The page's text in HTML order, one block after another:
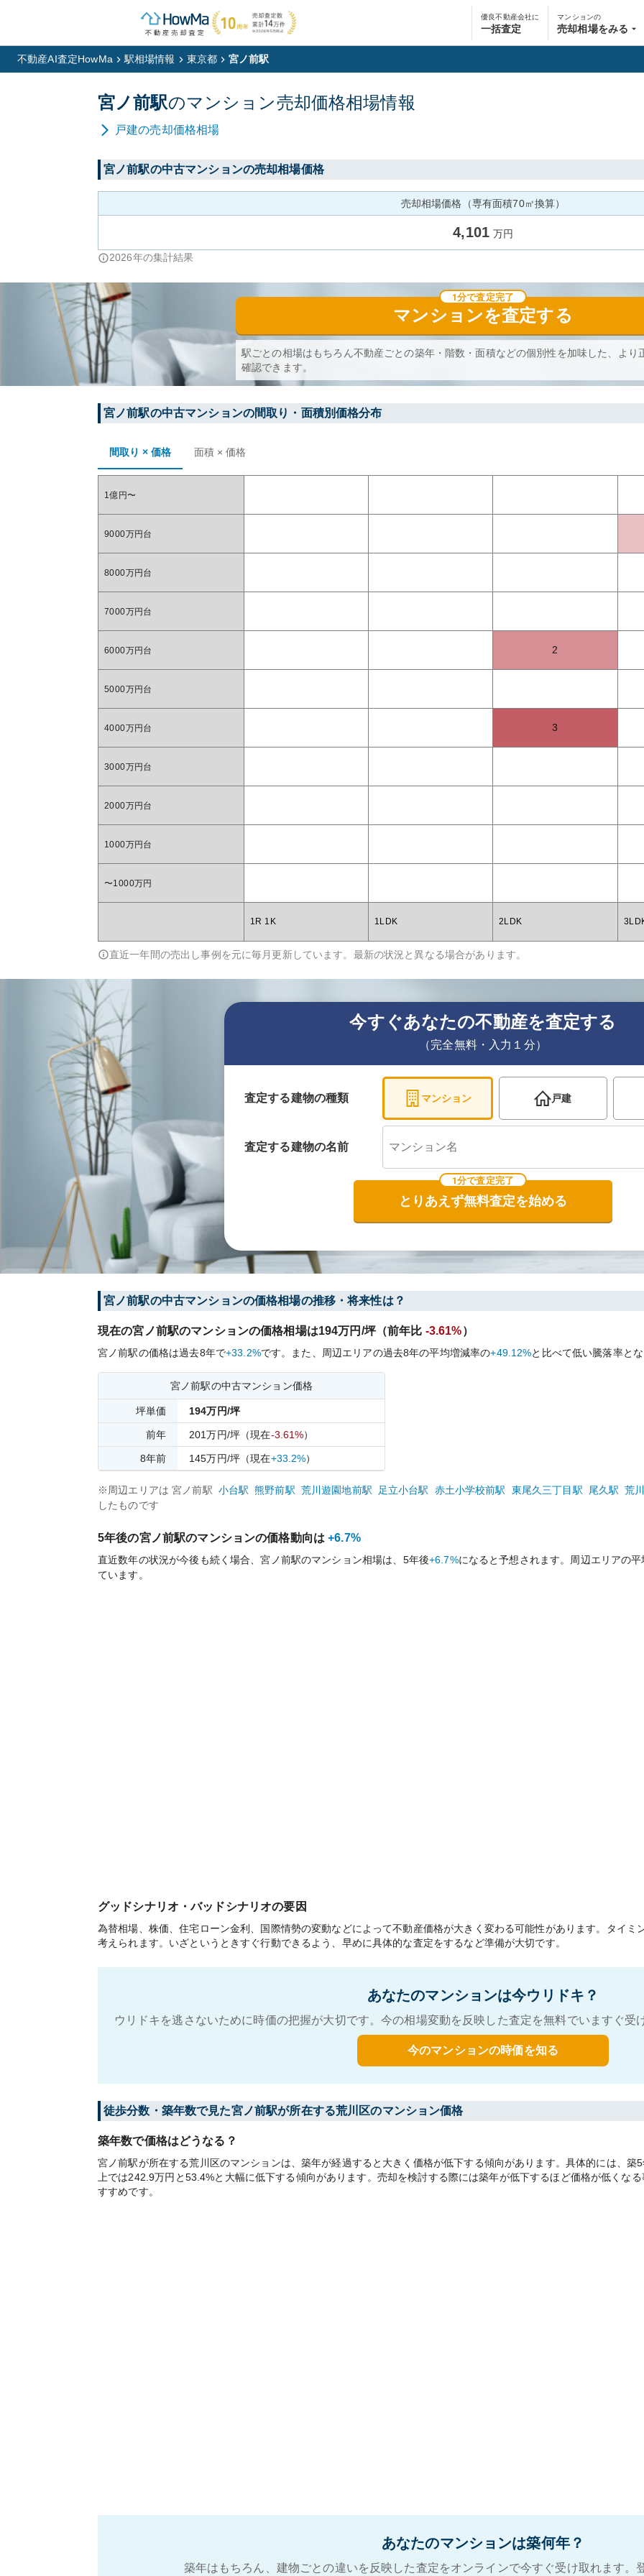
優良不動産会社に
一括査定
マンションの
売却相場をみる
不動産AI査定HowMa 駅相場情報 東京都 宮ノ前駅
宮ノ前駅のマンション売却価格相場情報
戸建の売却価格相場
宮ノ前駅の中古マンションの売却相場価格
売却相場価格（専有面積70㎡換算）
4,101 万円
2026年の集計結果
マンションを査定する
1分で査定完了
駅ごとの相場はもちろん不動産ごとの築年・階数・面積などの個別性を加味した、より
確認できます。
宮ノ前駅の中古マンションの間取り・面積別価格分布
間取り × 価格 面積 × 価格
1億円〜
9000万円台
8000万円台
7000万円台
6000万円台 2
5000万円台
4000万円台 3
3000万円台
2000万円台
1000万円台
〜1000万円
1R 1K 1LDK 2LDK
直近一年間の売出し事例を元に毎月更新しています。最新の状況と異なる場合があります。
今すぐあなたの不動産を査定する
（完全無料・入力１分）
査定する建物の種類 マンション 戸建
査定する建物の名前
1分で査定完了
とりあえず無料査定を始める
宮ノ前駅の中古マンションの価格相場の推移・将来性は？
現在の宮ノ前駅のマンションの価格相場は194万円/坪（前年比 -3.61%）
宮ノ前駅の価格は過去8年で+33.2%です。 また、周辺エリアの過去8年の平均増減率の+49.12%と比べて低い騰落率と
宮ノ前駅の中古マンション価格
坪単価 194万円/坪
前年 201万円/坪 （現在-3.61%）
8年前 145万円/坪 （現在+33.2%）
※周辺エリアは 宮ノ前駅 小台駅 熊野前駅 荒川遊園地前駅 足立小台駅 赤土小学校前駅 東尾久三丁目 駅 尾久駅 荒
したものです
5年後の宮ノ前駅のマンションの価格動向は +6.7%
直近数年の状況が今後も続く場合、宮ノ前駅のマンション相場は、5年後+6.7%になると予想されます。周辺エリアの
ています。
グッドシナリオ・バッドシナリオの要因
為替相場、株価、住宅ローン金利、国際情勢の変動などによって不動産価格が大きく変わる可能性があります。タイミ
考えられます。いざというときすぐ行動できるよう、早めに具体的な査定をするなど準備が大切です。
あなたのマンションは今ウリドキ？
ウリドキを逃さないために時価の把握が大切です。今の相場変動を反映した査定を無料でいますぐ
今のマンションの時価を知る
徒歩分数・築年数で見た宮ノ前駅が所在する荒川区のマンション価格
築年数で価格はどうなる？
宮ノ前駅が所在する荒川区のマンションは、築年が経過すると大きく価格が低下する傾向があります。具体的には、
上では242.9万円と53.4%と大幅に低下する傾向があります。売却を検討する際には築年が低下するほど価格が低くな
すすめです。
あなたのマンションは築何年？
築年はもちろん、建物ごとの違いを反映した査定をオンラインで今すぐ受け取れます。